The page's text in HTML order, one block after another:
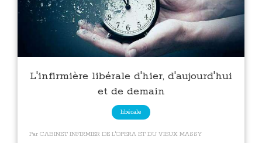
L'infirmière libérale d'hier, d'aujourd'hui
et de demain
libérale
Par CABINET INFIRMIER DE L'OPERA ET DU VIEUX MASSY